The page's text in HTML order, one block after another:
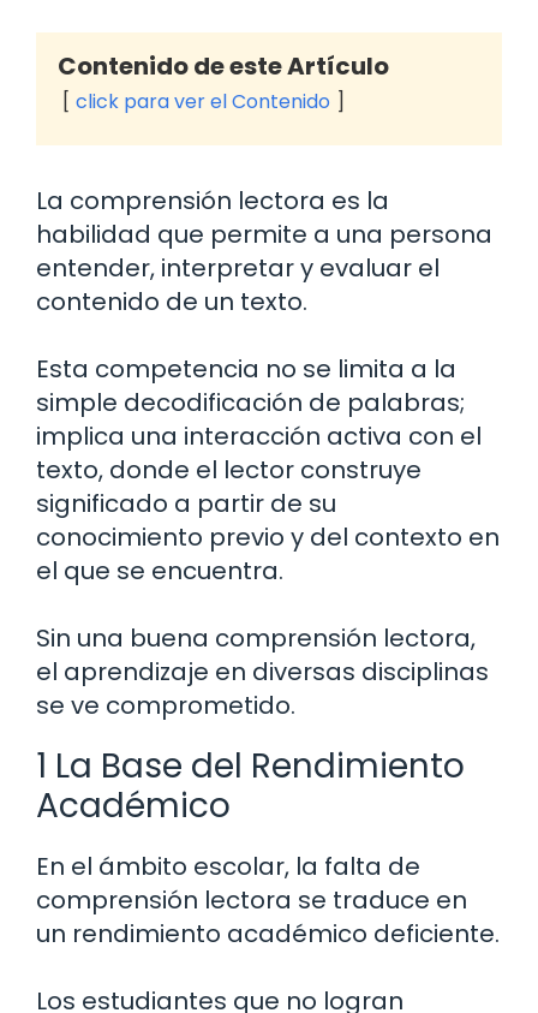
Contenido de este Artículo
click para ver el Contenido
La comprensión lectora es la
habilidad que permite a una persona
entender, interpretar y evaluar el
contenido de un texto.
Esta competencia no se limita a la
simple decodificación de palabras;
implica una interacción activa con el
texto, donde el lector construye
significado a partir de su
conocimiento previo y del contexto en
el que se encuentra.
Sin una buena comprensión lectora,
el aprendizaje en diversas disciplinas
se ve comprometido.
1 La Base del Rendimiento
Académico
En el ámbito escolar, la falta de
comprensión lectora se traduce en
un rendimiento académico deficiente.
Los estudiantes que no logran